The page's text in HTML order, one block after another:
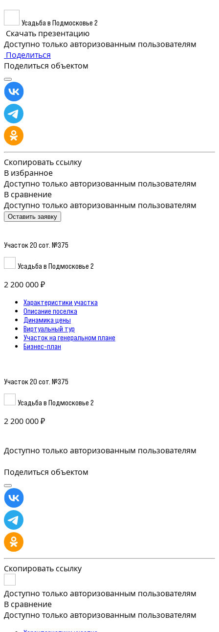
Усадьба в Подмосковье 2
Скачать презентацию
Доступно только авторизованным пользователям
Поделиться
Поделиться объектом
Скопировать ссылку
В избранное
Доступно только авторизованным пользователям
В сравнение
Доступно только авторизованным пользователям
Оставить заявку
Участок 20 сот. №375
Усадьба в Подмосковье 2
2 200 000 ₽
Характеристики участка
Описание поселка
Динамика цены
Виртуальный тур
Участок на генеральном плане
Бизнес-план
Участок 20 сот. №375
Усадьба в Подмосковье 2
2 200 000 ₽
Доступно только авторизованным пользователям
Поделиться объектом
Скопировать ссылку
Доступно только авторизованным пользователям
В сравнение
Доступно только авторизованным пользователям